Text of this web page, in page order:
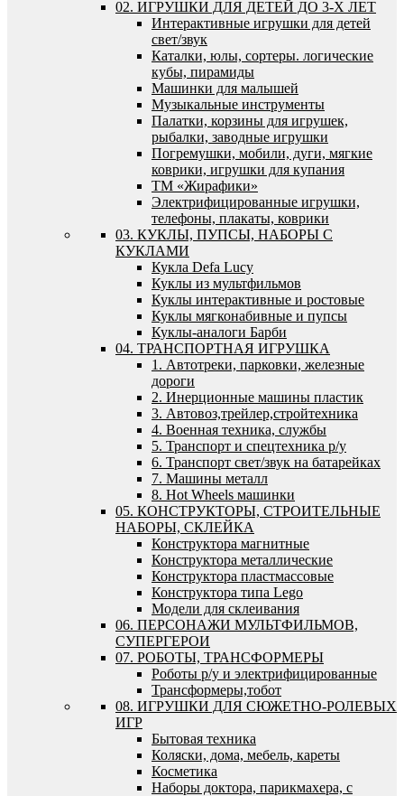
02. ИГРУШКИ ДЛЯ ДЕТЕЙ ДО 3-Х ЛЕТ
Интерактивные игрушки для детей
свет/звук
Каталки, юлы, сортеры. логические
кубы, пирамиды
Машинки для малышей
Музыкальные инструменты
Палатки, корзины для игрушек,
рыбалки, заводные игрушки
Погремушки, мобили, дуги, мягкие
коврики, игрушки для купания
ТМ «Жирафики»
Электрифицированные игрушки,
телефоны, плакаты, коврики
03. КУКЛЫ, ПУПСЫ, НАБОРЫ С
КУКЛАМИ
Кукла Defa Lucy
Куклы из мультфильмов
Куклы интерактивные и ростовые
Куклы мягконабивные и пупсы
Куклы-аналоги Барби
04. ТРАНСПОРТНАЯ ИГРУШКА
1. Автотреки, парковки, железные
дороги
2. Инерционные машины пластик
3. Автовоз,трейлер,стройтехника
4. Военная техника, службы
5. Транспорт и спецтехника р/у
6. Транспорт свет/звук на батарейках
7. Машины металл
8. Hot Wheels машинки
05. КОНСТРУКТОРЫ, СТРОИТЕЛЬНЫЕ
НАБОРЫ, СКЛЕЙКА
Конструктора магнитные
Конструктора металлические
Конструктора пластмассовые
Конструктора типа Lego
Модели для склеивания
06. ПЕРСОНАЖИ МУЛЬТФИЛЬМОВ,
СУПЕРГЕРОИ
07. РОБОТЫ, ТРАНСФОРМЕРЫ
Роботы р/у и электрифицированные
Трансформеры,тобот
08. ИГРУШКИ ДЛЯ СЮЖЕТНО-РОЛЕВЫХ
ИГР
Бытовая техника
Коляски, дома, мебель, кареты
Косметика
Наборы доктора, парикмахера, с